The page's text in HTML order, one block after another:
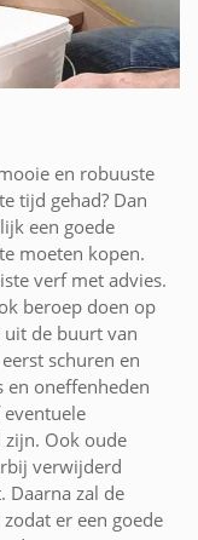
en robuuste
tijd gehad? Dan
een goede
moeten kopen.
verf met advies.
beroep doen op
uit de buurt van
schuren en
en oneffenheden
Ook oude
verwijderd
Daarna zal de
er een goede